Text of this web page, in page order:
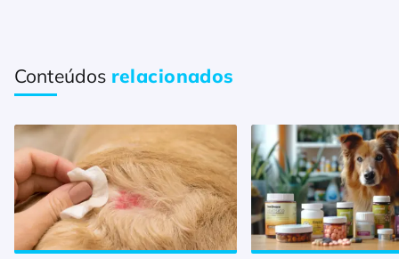
Conteúdos relacionados